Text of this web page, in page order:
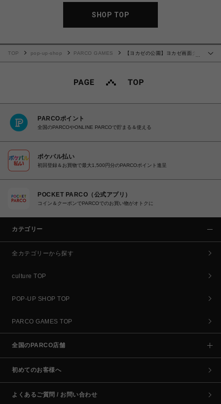
SHOP TOP
…
TOP pop-up-shop PARCO GAMES
【ヨカゼの公園】ヨカゼ画面ク
PARCOポイント
全国のPARCOやONLINE PARCOで貯まる＆使える
ポケパル払い
初回登録＆お買物で最大1,500円分のPARCOポイント進呈
POCKET PARCO（公式アプリ）
コイン＆クーポンでPARCOでのお買い物がオトクに
カテゴリー
全カテゴリーから探す
culture TOP
POP-UP SHOP TOP
PARCO GAMES TOP
全国のPARCO店舗
初めてのお客様へ
よくあるご質問 / お問い合わせ